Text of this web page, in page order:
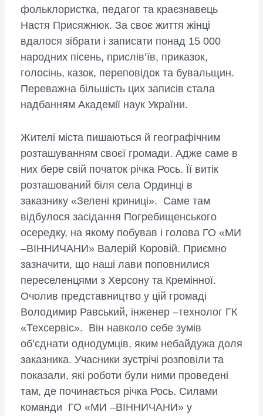
фольклористка, педагог та краєзнавець
Настя Присяжнюк. За своє життя жінці
вдалося зібрати і записати понад 15 000
народних пісень, прислів’їв, приказок,
голосінь, казок, переповідок та бувальщин.
Переважна більшість цих записів стала
надбанням Академії наук України.
Жителі міста пишаються й географічним
розташуванням своєї громади. Адже саме в
них бере свій початок річка Рось. Її витік
розташований біля села Ординці в
заказнику «Зелені криниці». Саме там
відбулося засідання Погребищенського
осередку, на якому побував і голова ГО «МИ
–ВІННИЧАНИ» Валерій Коровій. Приємно
зазначити, що наші лави поповнилися
переселенцями з Херсону та Кремінної.
Очолив представництво у цій громаді
Володимир Равський, інженер –технолог ГК
«Техсервіс». Він навколо себе зумів
об’єднати однодумців, яким небайдужа доля
заказника. Учасники зустрічі розповіли та
показали, які роботи були ними проведені
там, де починається річка Рось. Силами
команди ГО «МИ –ВІННИЧАНИ» у